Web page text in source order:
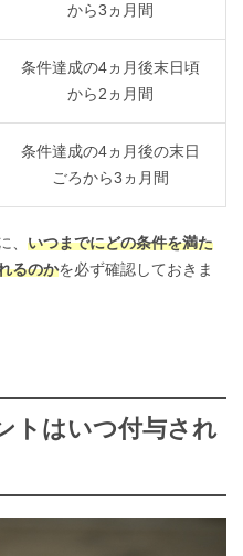
から3ヵ月間
条件達成の4ヵ月後末日頃
から2ヵ月間
条件達成の4ヵ月後の末日
ごろから3ヵ月間
、 いつまでにどの条件を満た
るのかを必ず確認しておきま
トはいつ付与され